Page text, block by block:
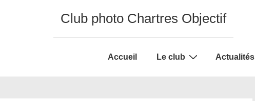
Club photo Chartres Objectif
Main
Accueil Le club Actualités